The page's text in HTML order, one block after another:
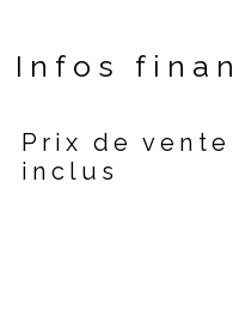
Infos
Caractéristiques
Prix de
inclus